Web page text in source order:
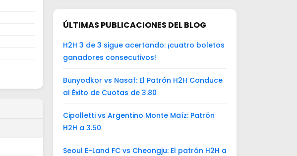
ÚLTIMAS PUBLICACIONES DEL BLOG
H2H 3 de 3 sigue acertando: ¡cuatro boletos
ganadores consecutivos!
Bunyodkor vs Nasaf: El Patrón H2H Conduce
al Éxito de Cuotas de 3.80
Cipolletti vs Argentino Monte Maíz: Patrón
H2H a 3.50
Seoul E-Land FC vs Cheongju: El patrón H2H a